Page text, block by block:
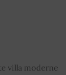
5
villa moderne